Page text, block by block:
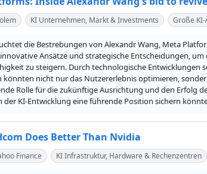
KI Unternehmen, Markt & Investments Große
die Bestrebungen von Alexandr Wang, Meta
Ansätze und strategische Entscheidungen,
zu steigern. Durch technologische Entwicklungen
könnten nicht nur das Nutzererlebnis optimieren,
Rolle für die zukünftige Ausrichtung und den Erfolg
der KI-Entwicklung eine führende Position sichern
Does Better Than Nvidia
Finance KI Infrastruktur, Hardware & Rechenzentren